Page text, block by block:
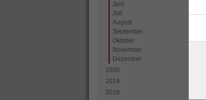
Juni
Juli
August
September
Oktober
November
Dezember
2020
2019
2018